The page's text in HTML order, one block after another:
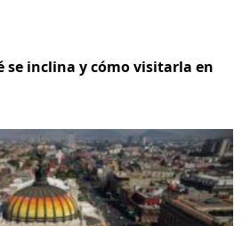
se inclina y cómo visitarla en